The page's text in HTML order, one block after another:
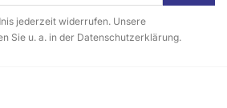
jederzeit widerrufen. Unsere
Sie u. a. in der Datenschutzerklärung.